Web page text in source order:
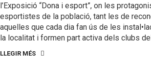
l’Exposició “Dona i esport”, on les
esportistes de la població, tant les de
aquelles que cada dia fan ús de les
la localitat i formen part activa dels clubs
LLEGIR MÉS